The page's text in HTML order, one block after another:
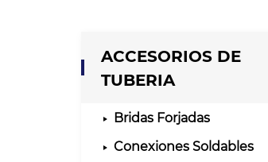
ACCESORIOS DE
TUBERIA
Bridas Forjadas
Conexiones Soldables